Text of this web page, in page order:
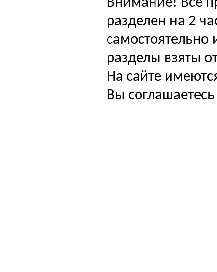
Внимание! Все
разделен на 2
самостоятельно
разделы взяты
На сайте
Вы